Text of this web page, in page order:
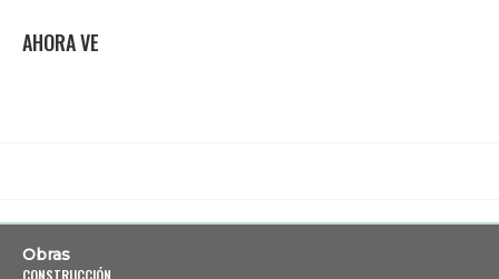
AHORA VE
Obras